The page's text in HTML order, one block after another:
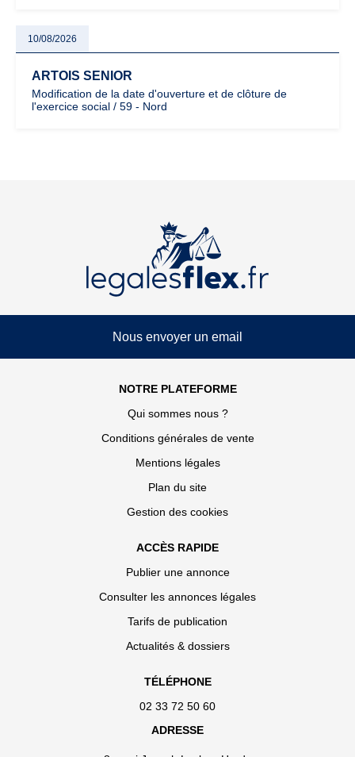
10/08/2026
ARTOIS SENIOR
Modification de la date d'ouverture et de clôture de
l'exercice social / 59 - Nord
Nous envoyer un email
NOTRE PLATEFORME
Qui sommes nous ?
Conditions générales de vente
Mentions légales
Plan du site
Gestion des cookies
ACCÈS RAPIDE
Publier une annonce
Consulter les annonces légales
Tarifs de publication
Actualités & dossiers
TÉLÉPHONE
02 33 72 50 60
ADRESSE